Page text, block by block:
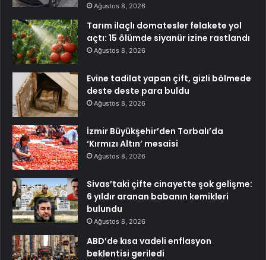
Ağustos 8, 2026
Tarım ilaçlı domatesler felakete yol
açtı: 15 ölümde siyanür izine rastlandı
Ağustos 8, 2026
Evine tadilat yapan çift, gizli bölmede
deste deste para buldu
Ağustos 8, 2026
İzmir Büyükşehir’den Torbalı’da
‘Kırmızı Altın’ mesaisi
Ağustos 8, 2026
Sivas’taki çifte cinayette şok gelişme:
6 yıldır aranan babanın kemikleri
bulundu
Ağustos 8, 2026
ABD’de kısa vadeli enflasyon
beklentisi geriledi